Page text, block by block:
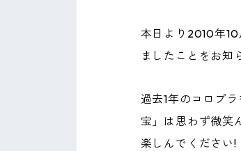
本日より2010年
ましたことをお知
過去1年のコロプ
宝」は思わず微笑
楽しんでください!